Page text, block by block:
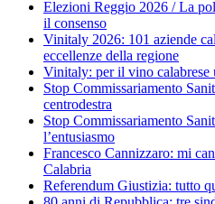
Elezioni Reggio 2026 / La
il consenso
Vinitaly 2026: 101 aziende
eccellenze della regione
Vinitaly: per il vino calabrese
Stop Commissariamento
centrodestra
Stop Commissariamento
l’entusiasmo
Francesco Cannizzaro: mi
Calabria
Referendum Giustizia: tutto